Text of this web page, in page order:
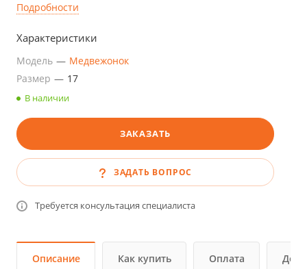
стороне пятки имеется широкое смотровое отверстие,
ботинке при носке.
Подробности
Характеристики
Модель — Медвежонок
Размер — 17
В наличии
ЗАКАЗАТЬ
ЗАДАТЬ ВОПРОС
Требуется консультация специалиста
Описание Как купить Оплата